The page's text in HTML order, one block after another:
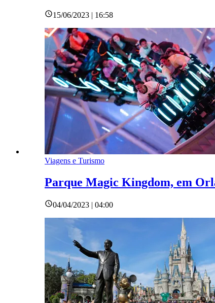
15/06/2023 | 16:58
Viagens e Turismo
Parque Magic Kingdom, em
04/04/2023 | 04:00